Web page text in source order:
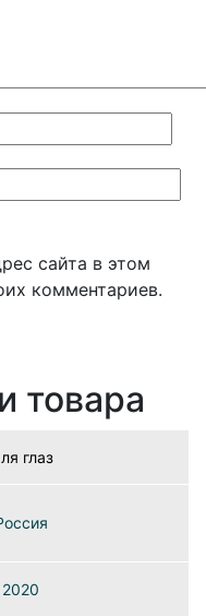
сайта в этом
комментариев.
товара
глаз
2020